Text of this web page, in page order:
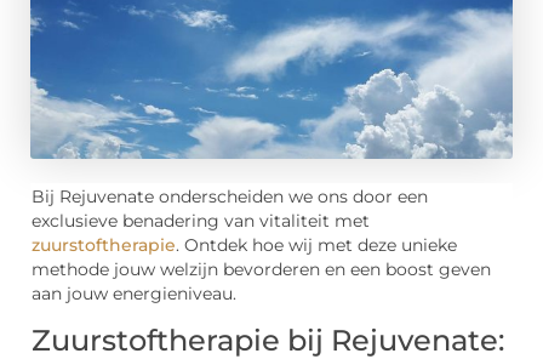
Bij Rejuvenate onderscheiden we ons door een
exclusieve benadering van vitaliteit met
zuurstoftherapie. Ontdek hoe wij met deze unieke
methode jouw welzijn bevorderen en een boost geven
aan jouw energieniveau.
Zuurstoftherapie bij Rejuvenate: